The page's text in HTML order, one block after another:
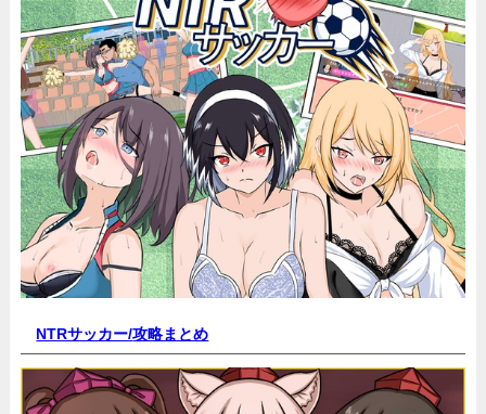
NTRサッカー/攻略まとめ